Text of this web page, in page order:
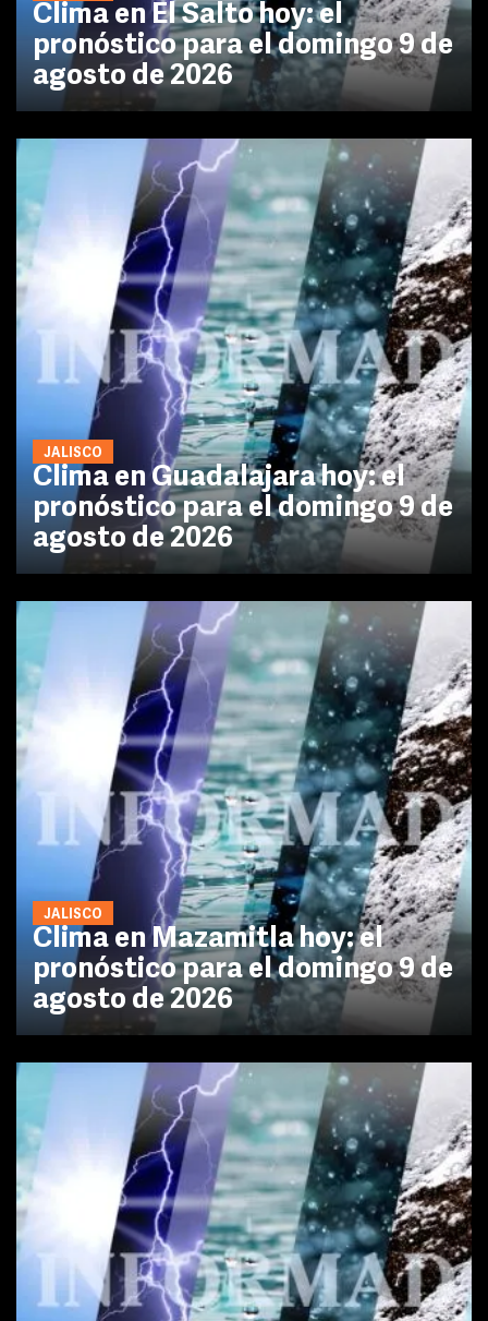
Clima en El Salto hoy: el
pronóstico para el domingo 9 de
agosto de 2026
JALISCO
Clima en Guadalajara hoy: el
pronóstico para el domingo 9 de
agosto de 2026
JALISCO
Clima en Mazamitla hoy: el
pronóstico para el domingo 9 de
agosto de 2026